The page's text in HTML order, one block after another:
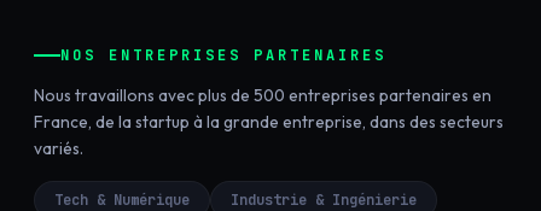
NOS ENTREPRISES PARTENAIRES
Nous travaillons avec plus de 500 entreprises partenaires en
France, de la startup à la grande entreprise, dans des secteurs
variés.
Tech & Numérique
Industrie & Ingénierie